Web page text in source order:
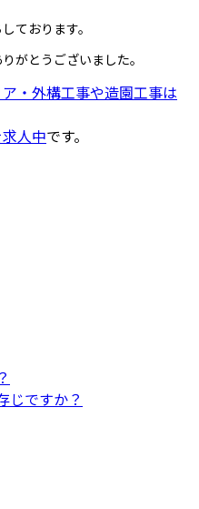
ております。
がとうございました。
・外構工事や造園工事は
人中です。
じですか？